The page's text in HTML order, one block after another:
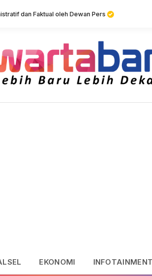
dan Faktual oleh Dewan Pers
EKONOMI INFOTAINMENT